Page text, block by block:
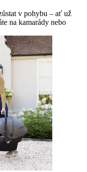
v pohybu – ať už
na kamarády nebo